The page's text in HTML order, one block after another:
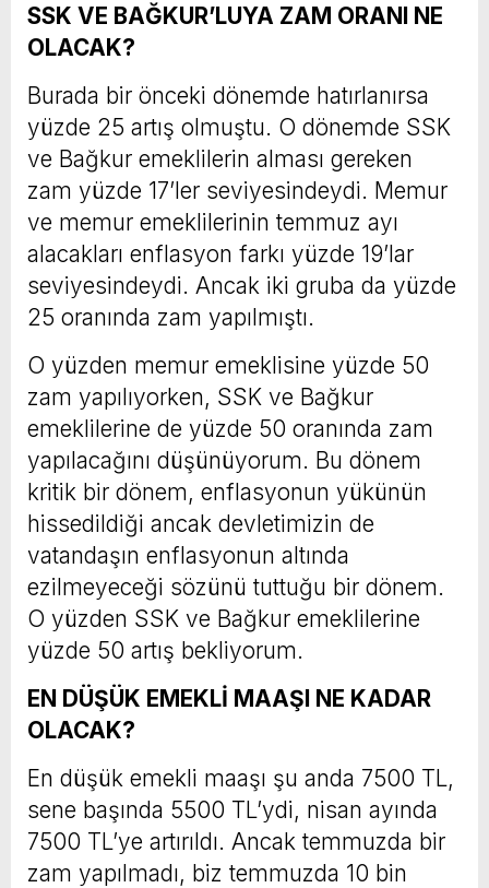
SSK VE BAĞKUR’LUYA ZAM ORANI NE
OLACAK?
Burada bir önceki dönemde hatırlanırsa
yüzde 25 artış olmuştu. O dönemde SSK
ve Bağkur emeklilerin alması gereken
zam yüzde 17’ler seviyesindeydi. Memur
ve memur emeklilerinin temmuz ayı
alacakları enflasyon farkı yüzde 19’lar
seviyesindeydi. Ancak iki gruba da yüzde
25 oranında zam yapılmıştı.
O yüzden memur emeklisine yüzde 50
zam yapılıyorken, SSK ve Bağkur
emeklilerine de yüzde 50 oranında zam
yapılacağını düşünüyorum. Bu dönem
kritik bir dönem, enflasyonun yükünün
hissedildiği ancak devletimizin de
vatandaşın enflasyonun altında
ezilmeyeceği sözünü tuttuğu bir dönem.
O yüzden SSK ve Bağkur emeklilerine
yüzde 50 artış bekliyorum.
EN DÜŞÜK EMEKLİ MAAŞI NE KADAR
OLACAK?
En düşük emekli maaşı şu anda 7500 TL,
sene başında 5500 TL’ydi, nisan ayında
7500 TL’ye artırıldı. Ancak temmuzda bir
zam yapılmadı, biz temmuzda 10 bin